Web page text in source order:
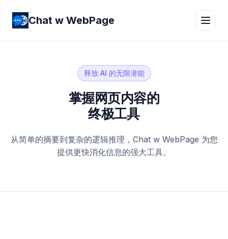
Chat w WebPage
释放 AI 的无限潜能
掌握网页内容的
终极工具
从简单的摘要到复杂的逻辑推理，Chat w WebPage 为您
提供更快消化信息的强大工具。